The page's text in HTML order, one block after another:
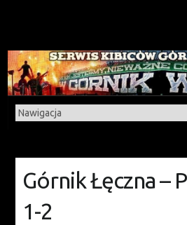
Górnik Łęczna –
1-2